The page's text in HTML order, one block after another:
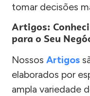
tomar decisões
Artigos:
para o Seu
Nossos Artigos
elaborados por
ampla variedade